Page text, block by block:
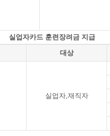
실업자카드 훈련장려금 지급
대상
실업자,재직자